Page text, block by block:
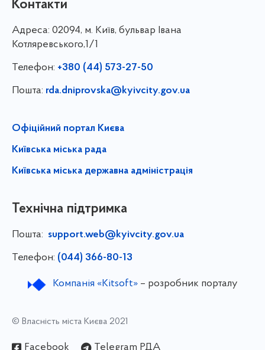
Контакти
Адреса: 02094, м. Київ, бульвар Івана
Котляревського,1/1
Телефон: +380 (44) 573-27-50
Пошта: rda.dniprovska@kyivcity.gov.ua
Офіційний портал Києва
Київська міська рада
Київська міська державна адміністрація
Технічна підтримка
Пошта: support.web@kyivcity.gov.ua
Телефон: (044) 366-80-13
Компанія «Kitsoft»– розробник порталу
© Власність міста Києва 2021
Facebook Telegram РДА